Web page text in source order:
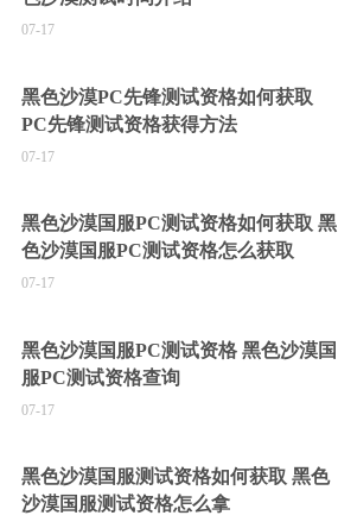
07-17
黑色沙漠PC先锋测试资格如何获取
PC先锋测试资格获得方法
07-17
黑色沙漠国服PC测试资格如何获取 黑
色沙漠国服PC测试资格怎么获取
07-17
黑色沙漠国服PC测试资格 黑色沙漠国
服PC测试资格查询
07-17
黑色沙漠国服测试资格如何获取 黑色
沙漠国服测试资格怎么拿